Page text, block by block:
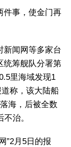
件事，使金门再
新闻网等多家台
统筹舰队分署第
里海域发现1
称，该大陆船
海，后被全数
治。
”2月5日的报